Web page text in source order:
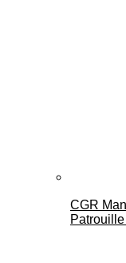
CGR